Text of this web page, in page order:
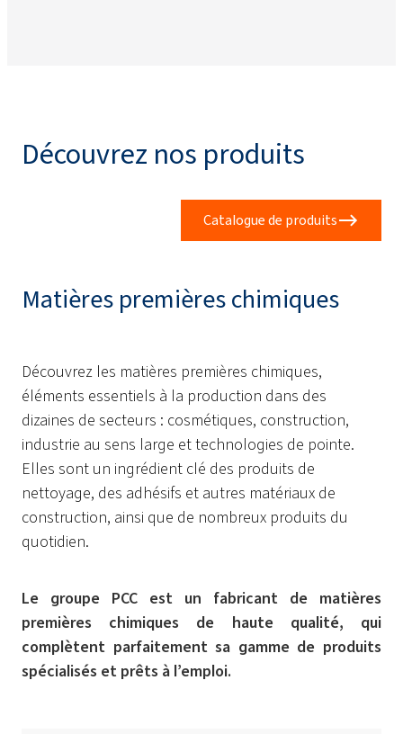
Découvrez nos produits
Catalogue de produits
Matières premières chimiques
Découvrez les matières premières chimiques,
éléments essentiels à la production dans des
dizaines de secteurs : cosmétiques, construction,
industrie au sens large et technologies de pointe.
Elles sont un ingrédient clé des produits de
nettoyage, des adhésifs et autres matériaux de
construction, ainsi que de nombreux produits du
quotidien.
Le groupe PCC est un fabricant de matières
premières chimiques de haute qualité, qui
complètent parfaitement sa gamme de produits
spécialisés et prêts à l’emploi.